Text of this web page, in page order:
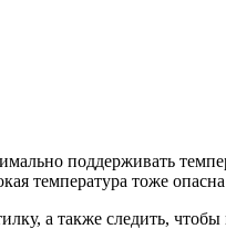
поддерживать
температура тоже
а также следить,